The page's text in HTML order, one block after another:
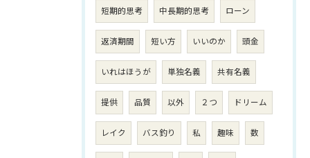
短期的思考 中長期的思考 ローン
返済期間 短い方 いいのか 頭金
いれはほうが 単独名義 共有名義
提供 品質 以外 ２つ ドリーム
レイク バス釣り 私 趣味 数